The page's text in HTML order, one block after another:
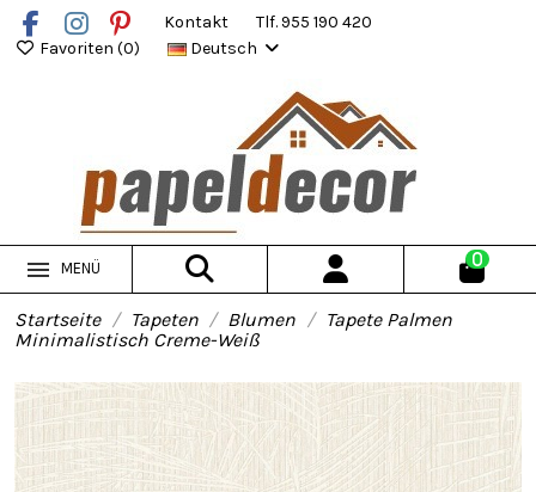
Kontakt
Tlf. 955 190 420
Favoriten (0) Deutsch
MENÜ 0
Startseite Tapeten Blumen
Tapete Palmen
Minimalistisch Creme-Weiß